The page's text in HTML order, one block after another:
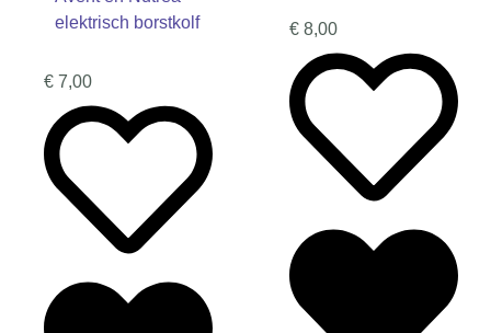
elektrisch borstkolf
€ 7,00
€ 8,00